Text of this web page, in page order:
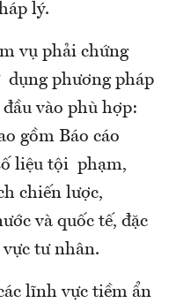
lý.
vụ phải chứng
phương pháp
vào phù hợp:
gồm Báo cáo
liệu tội phạm,
chiến lược,
và quốc tế, đặc
tư nhân.
lĩnh vực tiềm ẩn